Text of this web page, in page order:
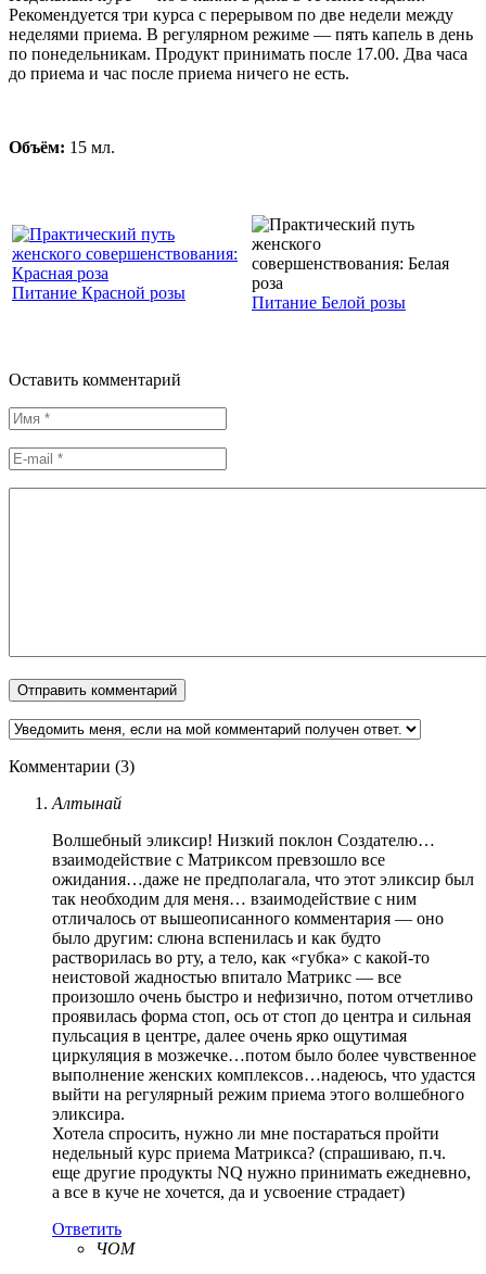
Рекомендуется три курса с перерывом по две недели между
неделями приема. В регулярном режиме — пять капель в день
по понедельникам. Продукт принимать после 17.00. Два часа
до приема и час после приема ничего не есть.
Объём: 15 мл.
Питание Красной розы
Питание Белой розы
Оставить комментарий
Комментарии (3)
Алтынай
Волшебный эликсир! Низкий поклон Создателю…
взаимодействие с Матриксом превзошло все
ожидания…даже не предполагала, что этот эликсир был
так необходим для меня… взаимодействие с ним
отличалось от вышеописанного комментария — оно
было другим: слюна вспенилась и как будто
растворилась во рту, а тело, как «губка» с какой-то
неистовой жадностью впитало Матрикс — все
произошло очень быстро и нефизично, потом отчетливо
проявилась форма стоп, ось от стоп до центра и сильная
пульсация в центре, далее очень ярко ощутимая
циркуляция в мозжечке…потом было более чувственное
выполнение женских комплексов…надеюсь, что удастся
выйти на регулярный режим приема этого волшебного
эликсира.
Хотела спросить, нужно ли мне постараться пройти
недельный курс приема Матрикса? (спрашиваю, п.ч.
еще другие продукты NQ нужно принимать ежедневно,
а все в куче не хочется, да и усвоение страдает)
Ответить
ЧОМ